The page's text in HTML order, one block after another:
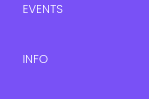
EVENTS
INFO